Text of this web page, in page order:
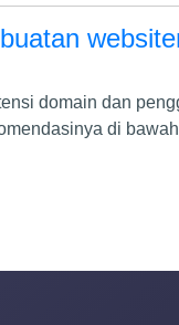
domain dan
di